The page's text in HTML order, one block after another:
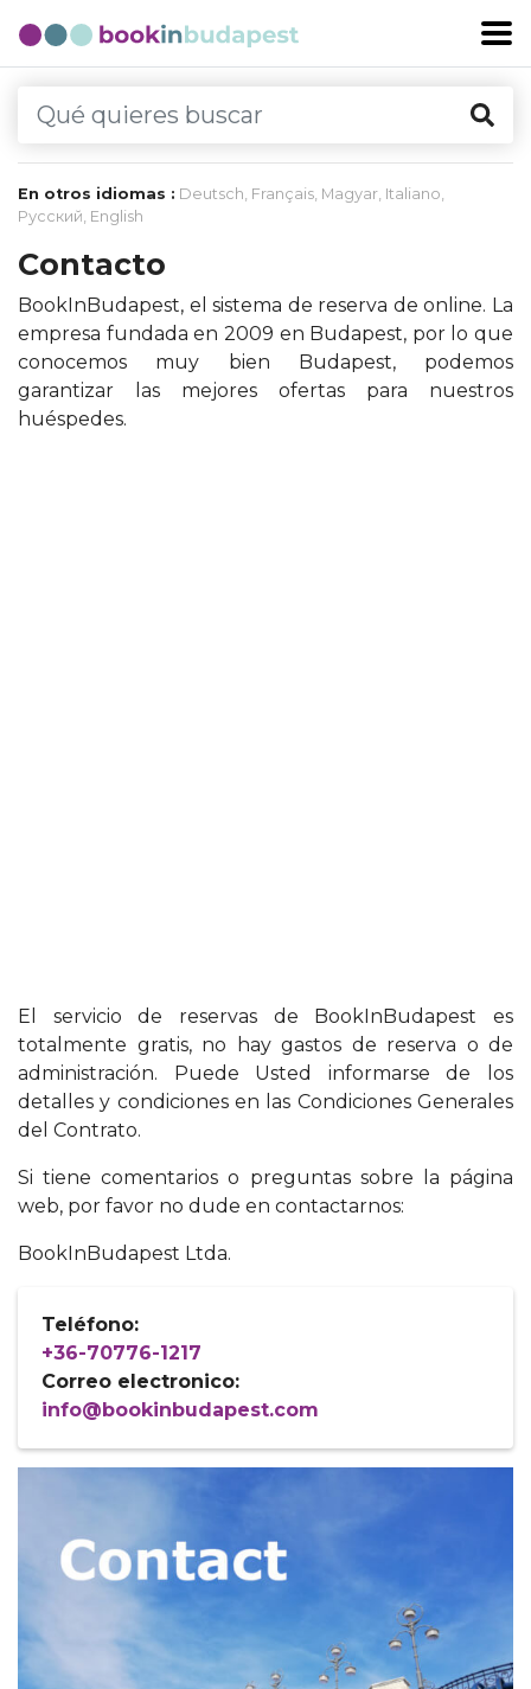
En otros idiomas : Deutsch, Français, Magyar, Italiano,
Русский, English
Contacto
BookInBudapest, el sistema de reserva de online. La
empresa fundada en 2009 en Budapest, por lo que
conocemos muy bien Budapest, podemos
garantizar las mejores ofertas para nuestros
huéspedes.
El servicio de reservas de BookInBudapest es
totalmente gratis, no hay gastos de reserva o de
administración. Puede Usted informarse de los
detalles y condiciones en las Condiciones Generales
del Contrato.
Si tiene comentarios o preguntas sobre la página
web, por favor no dude en contactarnos:
BookInBudapest Ltda.
Teléfono:
+36-70776-1217
Correo electronico:
info@bookinbudapest.com